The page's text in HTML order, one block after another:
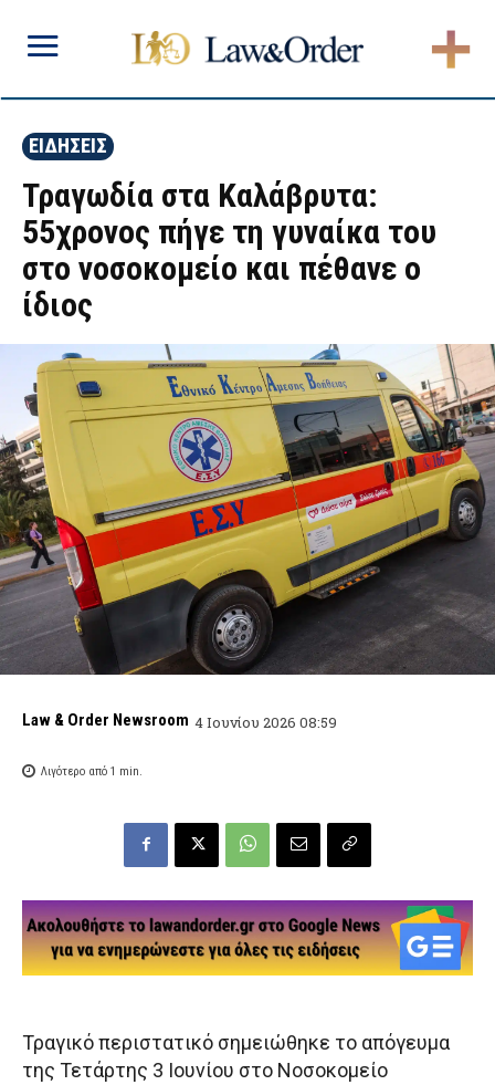
ΕΙΔΗΣΕΙΣ
Τραγωδία στα Καλάβρυτα:
55χρονος πήγε τη γυναίκα του
στο νοσοκομείο και πέθανε ο
ίδιος
Law & Order Newsroom 4 Ιουνίου 2026 08:59
Λιγότερο από 1 min.
Τραγικό περιστατικό σημειώθηκε το απόγευμα
της Τετάρτης 3 Ιουνίου στο Νοσοκομείο